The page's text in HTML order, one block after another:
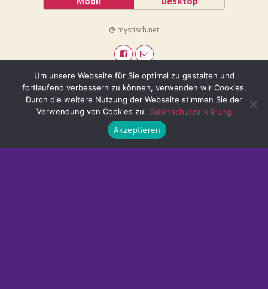
@ mystisch.net
Um unsere Webseite für Sie optimal zu gestalten und
fortlaufend verbessern zu können, verwenden wir Cookies.
Durch die weitere Nutzung der Webseite stimmen Sie der
Verwendung von Cookies zu. Datenschutzerklärung
Akzeptieren